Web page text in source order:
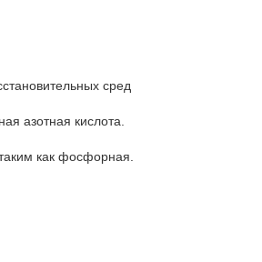
сред
азотная кислота.
как фосфорная.